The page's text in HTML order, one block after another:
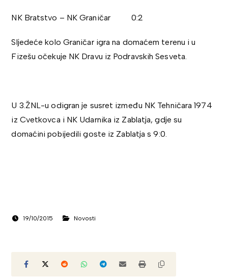
NK Bratstvo – NK Graničar 0:2
Sljedeće kolo Graničar igra na domaćem terenu i u
Fizešu očekuje NK Dravu iz Podravskih Sesveta.
U 3.ŽNL-u odigran je susret između NK Tehničara 1974
iz Cvetkovca i NK Udarnika iz Zablatja, gdje su
domaćini pobijedili goste iz Zablatja s 9:0.
19/10/2015 Novosti